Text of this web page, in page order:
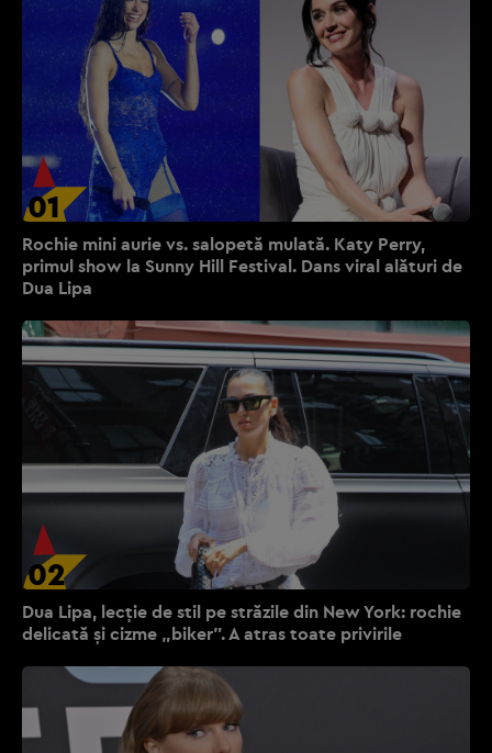
01
Rochie mini aurie vs. salopetă mulată. Katy Perry,
primul show la Sunny Hill Festival. Dans viral alături de
Dua Lipa
02
Dua Lipa, lecție de stil pe străzile din New York: rochie
delicată și cizme „biker”. A atras toate privirile